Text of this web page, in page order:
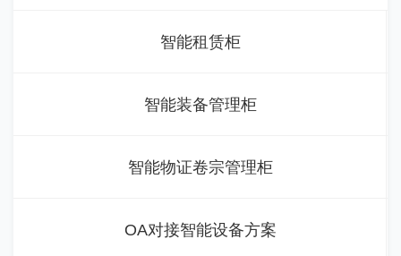
智能租赁柜
智能装备管理柜
智能物证卷宗管理柜
OA对接智能设备方案